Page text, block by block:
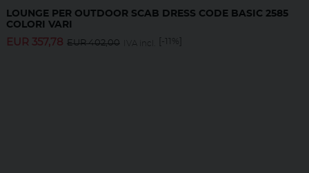
LOUNGE PER OUTDOOR SCAB DRESS CODE BASIC 2585
COLORI VARI
EUR 357,78 EUR402,00 IVA incl. [-11%]